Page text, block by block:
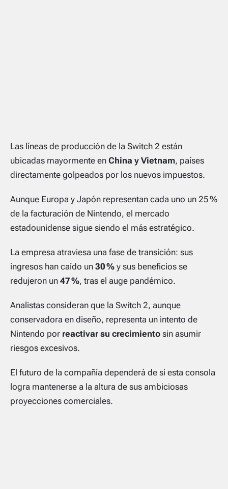
Las líneas de producción de la Switch 2 están
ubicadas mayormente en China y Vietnam, países
directamente golpeados por los nuevos impuestos.
Aunque Europa y Japón representan cada uno un 25 %
de la facturación de Nintendo, el mercado
estadounidense sigue siendo el más estratégico.
La empresa atraviesa una fase de transición: sus
ingresos han caído un 30 % y sus beneficios se
redujeron un 47 %, tras el auge pandémico.
Analistas consideran que la Switch 2, aunque
conservadora en diseño, representa un intento de
Nintendo por reactivar su crecimiento sin asumir
riesgos excesivos.
El futuro de la compañía dependerá de si esta consola
logra mantenerse a la altura de sus ambiciosas
proyecciones comerciales.